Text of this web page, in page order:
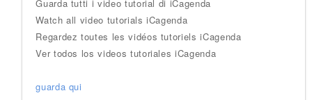
Guarda tutti i video tutorial di iCagenda
Watch all video tutorials iCagenda
Regardez toutes les vidéos tutoriels iCagenda
Ver todos los videos tutoriales iCagenda
guarda qui